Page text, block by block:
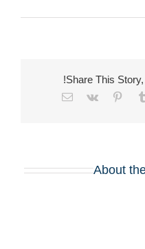
Share This
Tumblr
Pinterest
Vk
Email
About